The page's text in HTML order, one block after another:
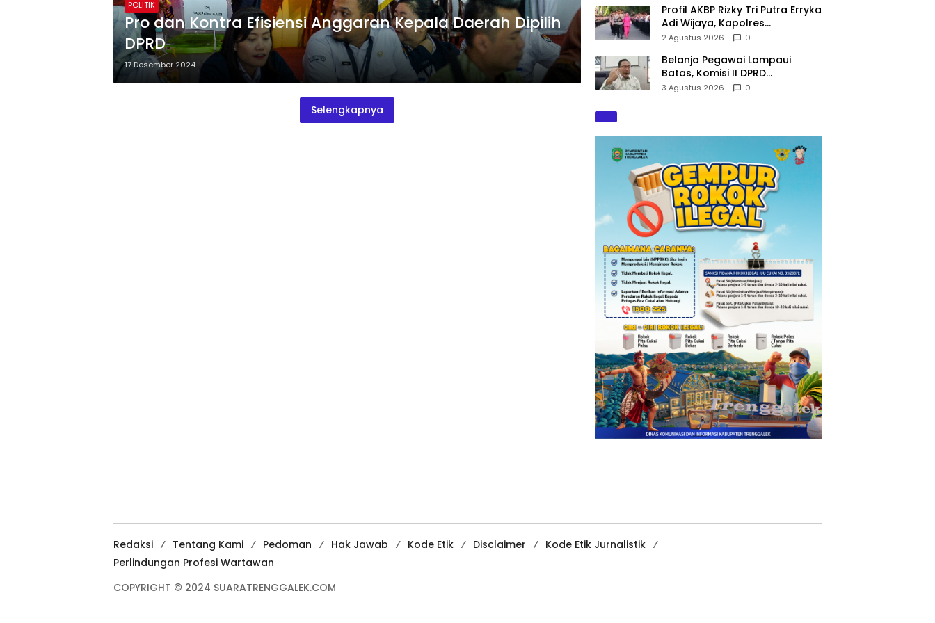
POLITIK
Pro dan Kontra Efisiensi Anggaran Kepala Daerah Dipilih
DPRD
17 Desember 2024
Selengkapnya
Profil AKBP Rizky Tri Putra Erryka
Adi Wijaya, Kapolres
Trenggalek Baru yang Raih
2 Agustus 2026 0
Belanja Pegawai Lampaui
Batas, Komisi II DPRD
Trenggalek Nilai Pemda Salah
3 Agustus 2026 0
Redaksi Tentang Kami Pedoman Hak Jawab Kode Etik Disclaimer
Kode Etik Jurnalistik
Perlindungan Profesi Wartawan
COPYRIGHT © 2024 SUARATRENGGALEK.COM